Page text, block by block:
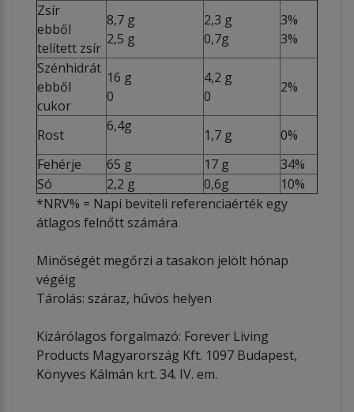
Zsír
ebből
telített zsír
8,7 g
2,5 g
2,3 g
0,7g
3%
3%
Szénhidrát
ebből
cukor
16 g
0
4,2 g
0
2%
Rost
6,4g
1,7 g
0%
Fehérje
65 g 17 g
34%
Só
2,2 g 0,6g
10%
*NRV% = Napi beviteli referenciaérték egy
átlagos felnőtt számára
Minőségét megőrzi a tasakon jelölt hónap
végéig
Tárolás: száraz, hűvös helyen
Kizárólagos forgalmazó: Forever Living
Products Magyarország Kft. 1097 Budapest,
Könyves Kálmán krt. 34. IV. em.